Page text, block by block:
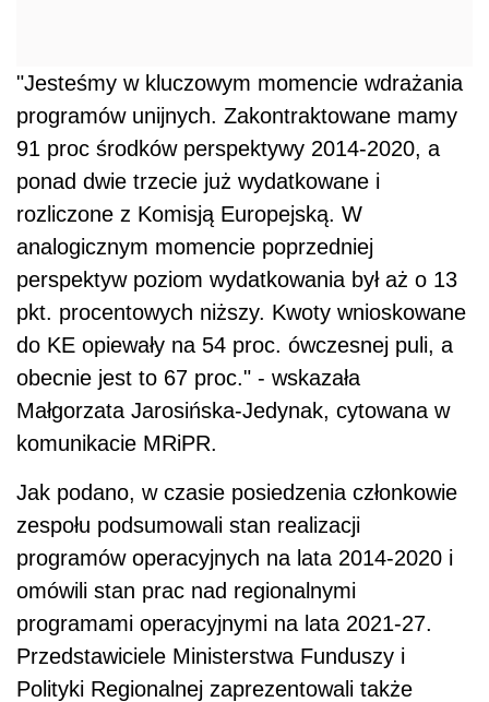
"Jesteśmy w kluczowym momencie wdrażania
programów unijnych. Zakontraktowane mamy
91 proc środków perspektywy 2014-2020, a
ponad dwie trzecie już wydatkowane i
rozliczone z Komisją Europejską. W
analogicznym momencie poprzedniej
perspektyw poziom wydatkowania był aż o 13
pkt. procentowych niższy. Kwoty wnioskowane
do KE opiewały na 54 proc. ówczesnej puli, a
obecnie jest to 67 proc." - wskazała
Małgorzata Jarosińska-Jedynak, cytowana w
komunikacie MRiPR.
Jak podano, w czasie posiedzenia członkowie
zespołu podsumowali stan realizacji
programów operacyjnych na lata 2014-2020 i
omówili stan prac nad regionalnymi
programami operacyjnymi na lata 2021-27.
Przedstawiciele Ministerstwa Funduszy i
Polityki Regionalnej zaprezentowali także